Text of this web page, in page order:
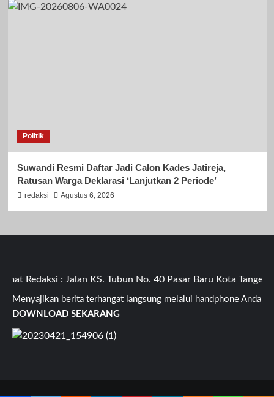
Politik
Suwandi Resmi Daftar Jadi Calon Kades Jatireja,
Ratusan Warga Deklarasi ‘Lanjutkan 2 Periode’
redaksi Agustus 6, 2026
Redaksi : Jalan KS. Tubun No. 40 Pasar Baru Kota
Menyajikan berita terhangat langsung melalui handphone Anda
DOWNLOAD SEKARANG